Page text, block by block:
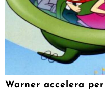
Warner accelera